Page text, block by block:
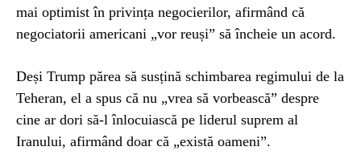
mai optimist în privința negocierilor, afirmând că
negociatorii americani „vor reuși” să încheie un acord.
Deși Trump părea să susțină schimbarea regimului de la
Teheran, el a spus că nu „vrea să vorbească” despre
cine ar dori să-l înlocuiască pe liderul suprem al
Iranului, afirmând doar că „există oameni”.